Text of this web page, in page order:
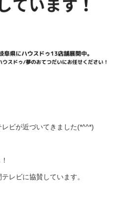
ビが近づいてきました(*^^*)
レビに協賛しています。